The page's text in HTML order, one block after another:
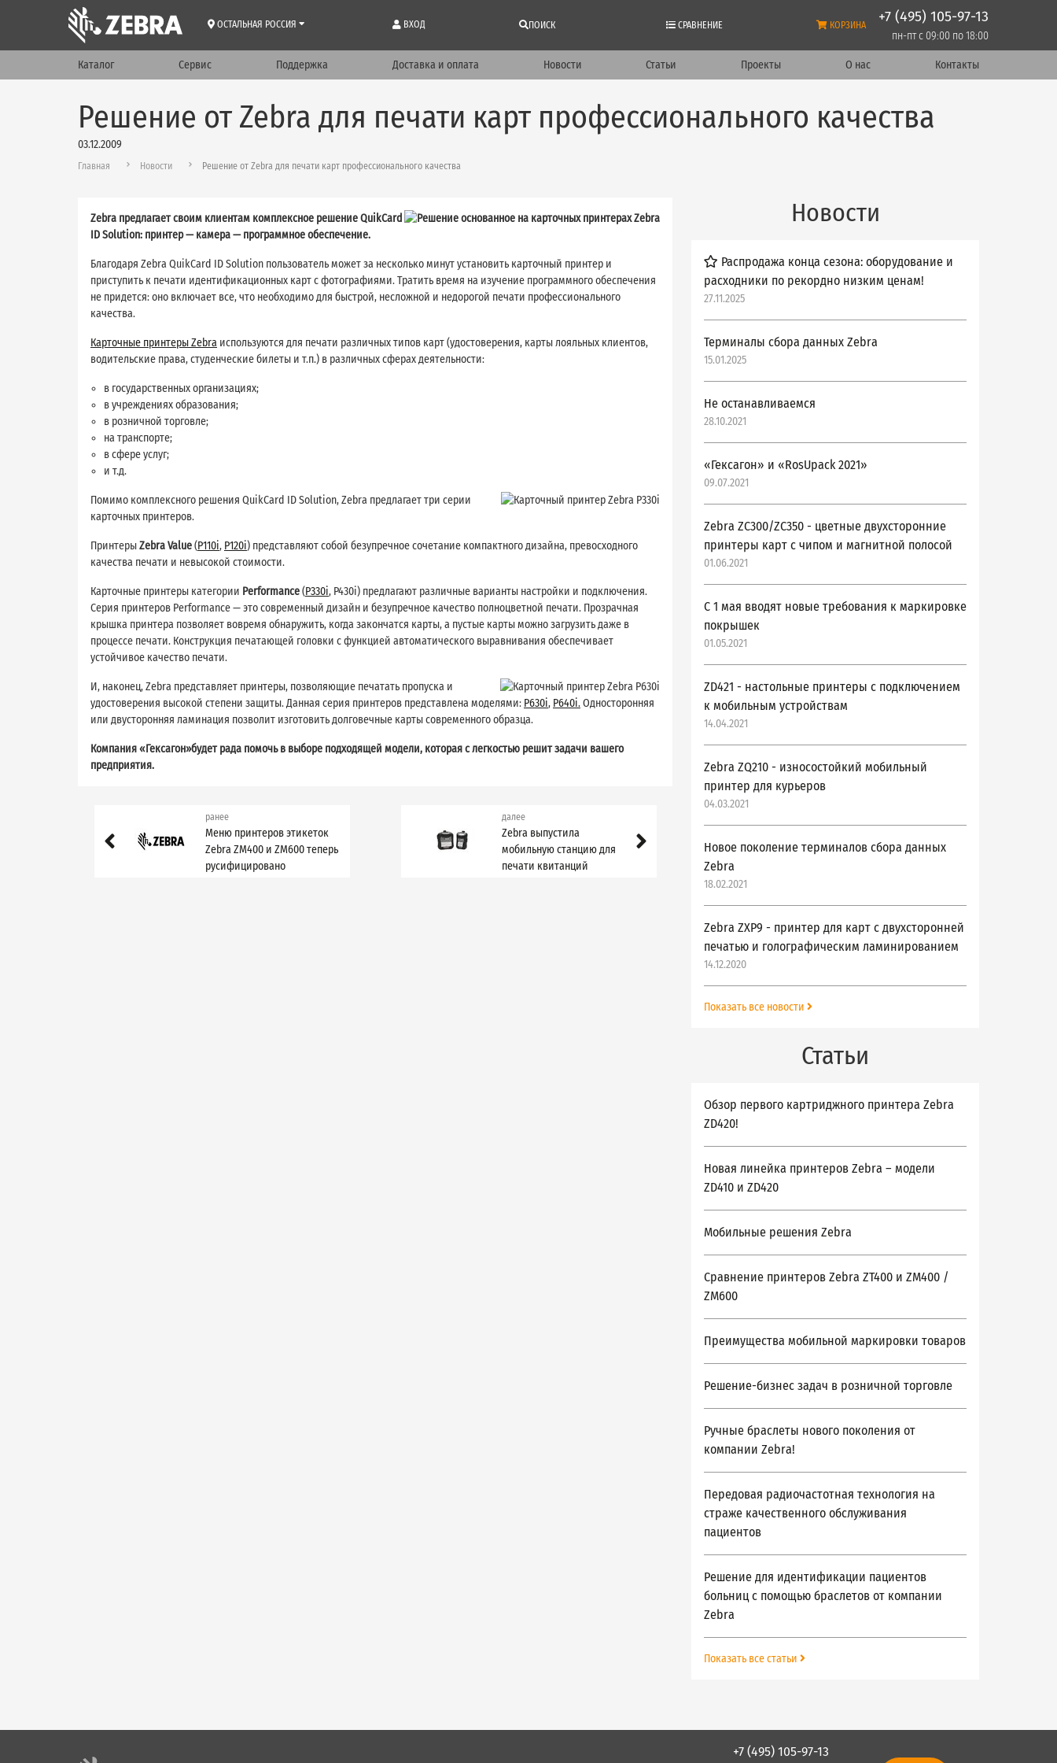
ОСТАЛЬНАЯ РОССИЯ ВХОД ПОИСК СРАВНЕНИЕ КОРЗИНА +7 (495) 105-97-13
пн-пт с 09:00 по 18:00
Каталог Сервис Поддержка Доставка и оплата Новости Статьи Проекты О нас Контакты
Решение от Zebra для печати карт профессионального качества
03.12.2009
Главная Новости Решение от Zebra для печати карт профессионального качества
Zebra предлагает своим клиентам комплексное решение QuikCard
ID Solution: принтер — камера — программное обеспечение.
Благодаря Zebra QuikCard ID Solution пользователь может за несколько минут установить карточный принтер и
приступить к печати идентификационных карт с фотографиями. Тратить время на изучение программного обеспечения
не придется: оно включает все, что необходимо для быстрой, несложной и недорогой печати профессионального
качества.
Карточные принтеры Zebra используются для печати различных типов карт (удостоверения, карты лояльных клиентов,
водительские права, студенческие билеты и т.п.) в различных сферах деятельности:
в государственных организациях;
в учреждениях образования;
в розничной торговле;
на транспорте;
в сфере услуг;
и т.д.
Помимо комплексного решения QuikCard ID Solution, Zebra предлагает три серии
карточных принтеров.
ПринтерыZebra Value(P110i, P120i) представляют собой безупречное сочетание компактного дизайна, превосходного
качества печати и невысокой стоимости.
Карточные принтеры категории Performance(P330i, P430i) предлагают различные варианты настройки и подключения.
Серия принтеров Performance — это современный дизайн и безупречное качество полноцветной печати. Прозрачная
крышка принтера позволяет вовремя обнаружить, когда закончатся карты, а пустые карты можно загрузить даже в
процессе печати. Конструкция печатающей головки с функцией автоматического выравнивания обеспечивает
устойчивое качество печати.
И, наконец, Zebra представляет принтеры, позволяющие печатать пропуска и
удостоверения высокой степени защиты. Данная серия принтеров представлена моделями: P630i, P640i.Односторонняя
или двусторонняя ламинация позволит изготовить долговечные карты современного образца.
Компания «Гексагон»будет рада помочь в выборе подходящей модели, которая с легкостью решит задачи вашего
предприятия.
ранее
Меню принтеров этикеток
Zebra ZM400 и ZM600 теперь
русифицировано
далее
Zebra выпустила
мобильную станцию для
печати квитанций
Новости
Распродажа конца сезона: оборудование и
расходники по рекордно низким ценам!
27.11.2025
Терминалы сбора данных Zebra
15.01.2025
Не останавливаемся
28.10.2021
«Гексагон» и «RosUpack 2021»
09.07.2021
Zebra ZC300/ZC350 - цветные двухсторонние
принтеры карт с чипом и магнитной полосой
01.06.2021
С 1 мая вводят новые требования к маркировке
покрышек
01.05.2021
ZD421 - настольные принтеры с подключением
к мобильным устройствам
14.04.2021
Zebra ZQ210 - износостойкий мобильный
принтер для курьеров
04.03.2021
Новое поколение терминалов сбора данных
Zebra
18.02.2021
Zebra ZXP9 - принтер для карт с двухсторонней
печатью и голографическим ламинированием
14.12.2020
Показать все новости
Статьи
Обзор первого картриджного принтера Zebra
ZD420!
Новая линейка принтеров Zebra – модели
ZD410 и ZD420
Мобильные решения Zebra
Сравнение принтеров Zebra ZT400 и ZM400 /
ZM600
Преимущества мобильной маркировки товаров
Решение-бизнес задач в розничной торговле
Ручные браслеты нового поколения от
компании Zebra!
Передовая радиочастотная технология на
страже качественного обслуживания
пациентов
Решение для идентификации пациентов
больниц с помощью браслетов от компании
Zebra
Показать все статьи
+7 (495) 105-97-13